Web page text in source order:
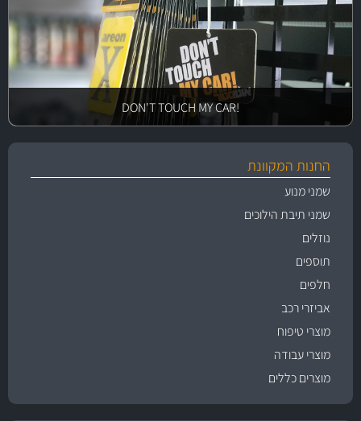
!DON'T TOUCH MY CAR
החנות המקוונת
שמני מנוע
שמני תיבת הילוכים
נוזלים
תוספים
חלפים
אביזרי רכב
מוצרי טיפוח
מוצרי עבודה
מוצרים כללים